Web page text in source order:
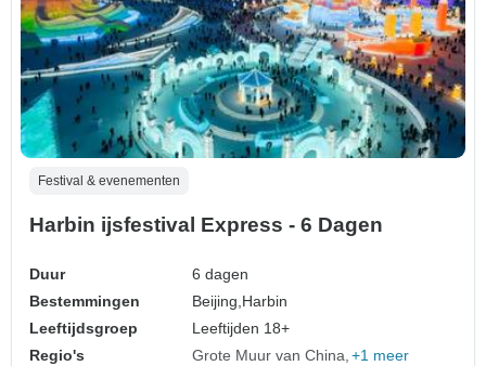
Festival & evenementen
Harbin ijsfestival Express - 6 Dagen
Duur
6 dagen
Bestemmingen
Beijing, Harbin
Leeftijdsgroep
Leeftijden 18+
Regio's
Grote Muur van China +1 meer